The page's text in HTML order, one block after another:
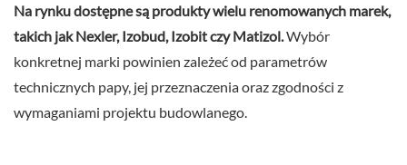
Na rynku dostępne są produkty wielu renomowanych marek,
takich jak Nexler, Izobud, Izobit czy Matizol.Wybór
konkretnej marki powinien zależeć od parametrów
technicznych papy, jej przeznaczenia oraz zgodności z
wymaganiami projektu budowlanego.